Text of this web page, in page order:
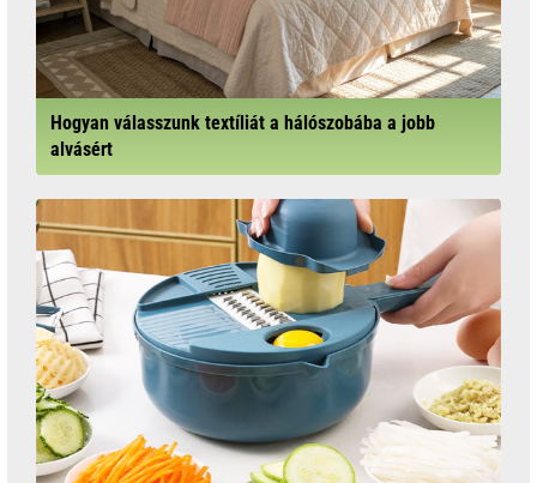
Hogyan válasszunk textíliát a hálószobába a jobb
alvásért